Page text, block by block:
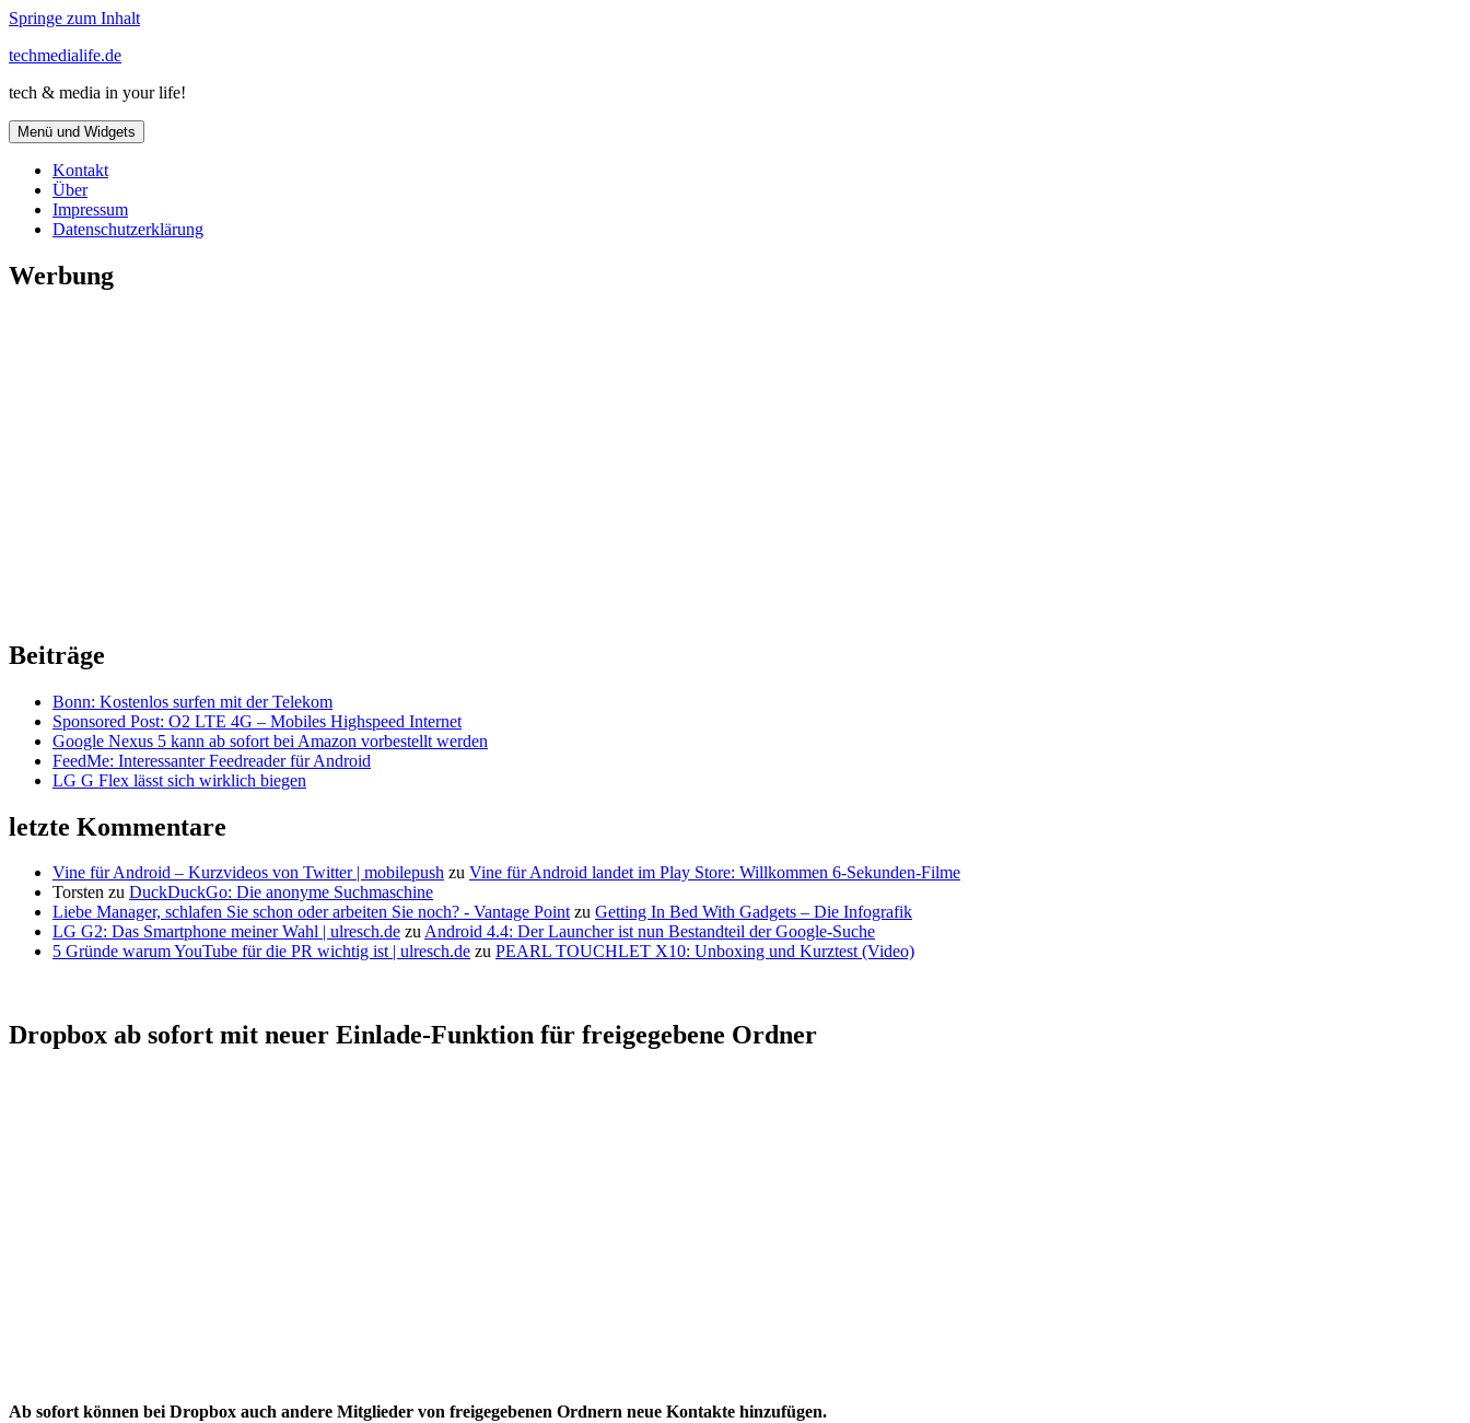
Springe zum Inhalt
techmedialife.de
tech & media in your life!
Menü und Widgets
Kontakt
Über
Impressum
Datenschutzerklärung
Werbung
Beiträge
Bonn: Kostenlos surfen mit der Telekom
Sponsored Post: O2 LTE 4G – Mobiles Highspeed Internet
Google Nexus 5 kann ab sofort bei Amazon vorbestellt werden
FeedMe: Interessanter Feedreader für Android
LG G Flex lässt sich wirklich biegen
letzte Kommentare
Vine für Android – Kurzvideos von Twitter | mobilepush zu Vine für Android landet im Play Store: Willkommen 6-Sekunden-Filme
Torsten zu DuckDuckGo: Die anonyme Suchmaschine
Liebe Manager, schlafen Sie schon oder arbeiten Sie noch? - Vantage Pointzu Getting In Bed With Gadgets – Die Infografik
LG G2: Das Smartphone meiner Wahl | ulresch.de zuAndroid 4.4: Der Launcher ist nun Bestandteil der Google-Suche
5 Gründe warum YouTube für die PR wichtig ist | ulresch.de zu PEARL TOUCHLET X10: Unboxing und Kurztest (Video)
Dropbox ab sofort mit neuer Einlade-Funktion für freigegebene Ordner
Ab sofort können bei Dropbox auch andere Mitglieder von freigegebenen Ordnern neue Kontakte hinzufügen.